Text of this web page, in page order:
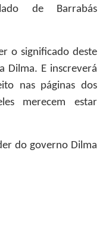
de Barrabás
o significado deste
Dilma. E inscreverá
nas páginas dos
merecem estar
do governo Dilma